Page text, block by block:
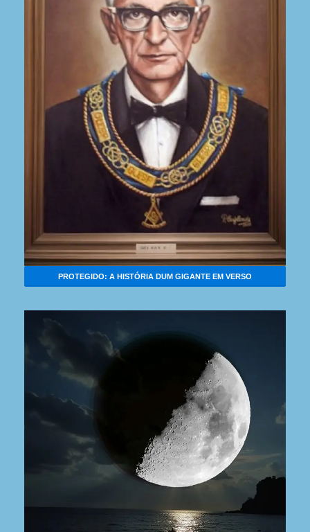
PROTEGIDO: A HISTÓRIA DUM GIGANTE EM VERSO